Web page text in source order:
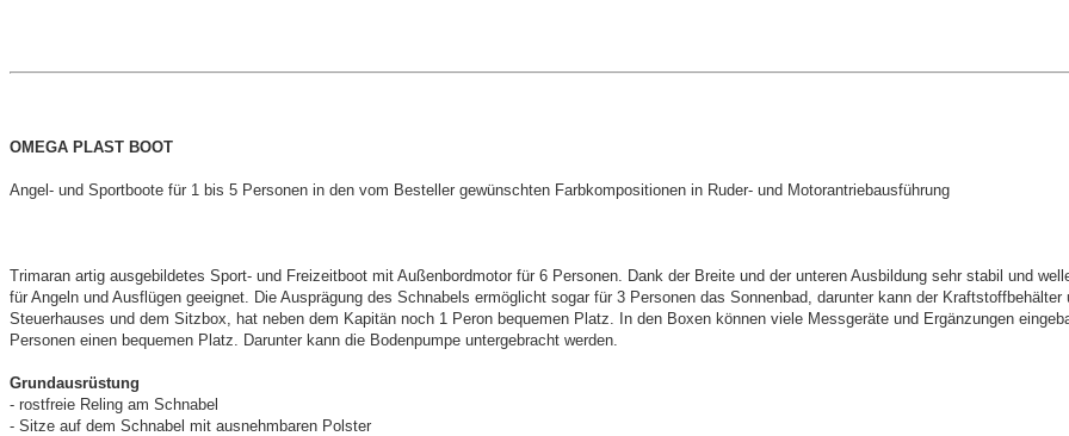
OMEGA PLAST BOOT
Angel- und Sportboote für 1 bis 5 Personen in den vom Besteller gewünschten Farbkompositionen in Ruder- und Motorantriebausführung
Trimaran artig ausgebildetes Sport- und Freizeitboot mit Außenbordmotor für 6 Personen. Dank der Breite und der unteren Ausbildung sehr stabil und
für Angeln und Ausflügen geeignet. Die Ausprägung des Schnabels ermöglicht sogar für 3 Personen das Sonnenbad, darunter kann der
Steuerhauses und dem Sitzbox, hat neben dem Kapitän noch 1 Peron bequemen Platz. In den Boxen können viele Messgeräte und Ergänzungen
Personen einen bequemen Platz. Darunter kann die Bodenpumpe untergebracht werden.
Grundausrüstung
- rostfreie Reling am Schnabel
- Sitze auf dem Schnabel mit ausnehmbaren Polster